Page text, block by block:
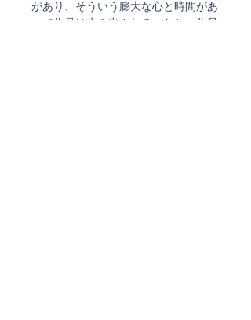
があり、そういう膨大な心と時間があ
って作品は生み出されるのだと、作品